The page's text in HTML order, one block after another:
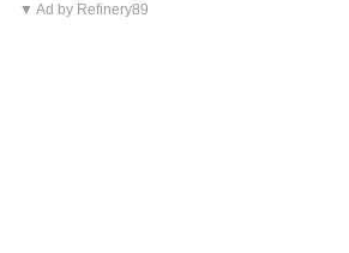
▼ Ad by Refinery89